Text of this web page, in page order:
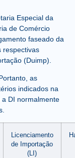
Especial da
de Comércio
faseado da
respectivas
(Duimp).
as
indicados na
DI normalmente
Licenciamento
de Importação
(LI)